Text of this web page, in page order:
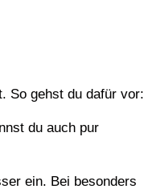
So gehst du dafür vor:
du auch pur
ein. Bei besonders